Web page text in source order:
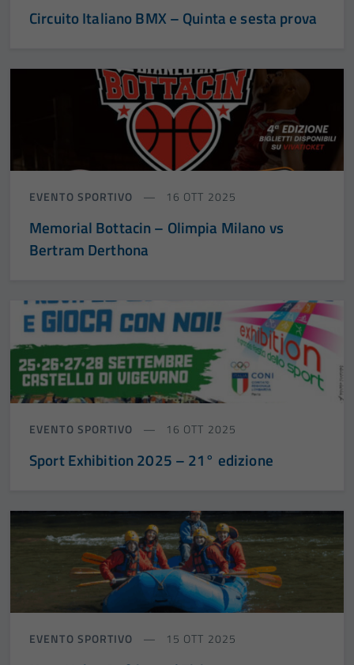
Circuito Italiano BMX – Quinta e sesta prova
EVENTO SPORTIVO 16 OTT 2025
Memorial Bottacin – Olimpia Milano vs
Bertram Derthona
EVENTO SPORTIVO 16 OTT 2025
Sport Exhibition 2025 – 21° edizione
EVENTO SPORTIVO 15 OTT 2025